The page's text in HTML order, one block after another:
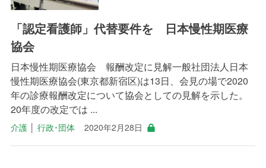
「認定看護師」代替要件を 日本慢性期医療
協会
日本慢性期医療協会 報酬改定に見解一般社団法人日本
慢性期医療協会(東京都新宿区)は13日、会見の場で2020
年の診療報酬改定について協会としての見解を示した。
20年度の改定では ...
介護│ 行政･団体 2020年2月28日